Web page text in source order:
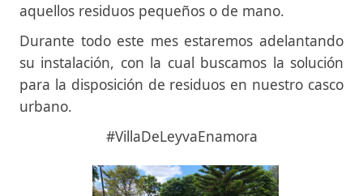
aquellos residuos pequeños o de mano.
Durante todo este mes estaremos adelantando
su instalación, con la cual buscamos la solución
para la disposición de residuos en nuestro casco
urbano.
#VillaDeLeyvaEnamora